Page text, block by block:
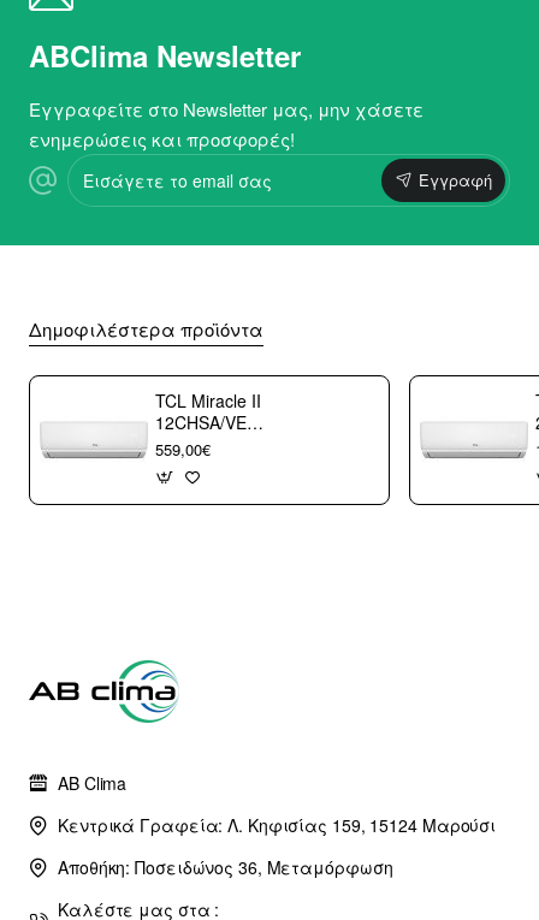
ABClima Newsletter
Εγγραφείτε στο Newsletter μας, μην χάσετε
ενημερώσεις και προσφορές!
Εισάγετε
το
email
Εγγραφή
Δημοφιλέστερα προϊόντα
TCL Miracle II
12CHSA/VE
Κλιματιστικό
Τοίχου 12000 btu/h
με WiFi A++/A+++
με 10 χρόνια
559,00€
AB Clima
Κεντρικά Γραφεία: Λ. Κηφισίας 159, 15124 Μαρούσι
Αποθήκη: Ποσειδώνος 36, Μεταμόρφωση
Καλέστε μας στα :